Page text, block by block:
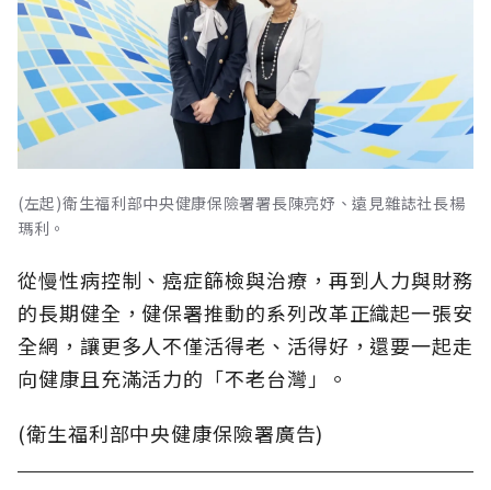
(左起)衛生福利部中央健康保險署署長陳亮妤、遠見雜誌社長楊
瑪利。
從慢性病控制、癌症篩檢與治療，再到人力與財務
的長期健全，健保署推動的系列改革正織起一張安
全網，讓更多人不僅活得老、活得好，還要一起走
向健康且充滿活力的「不老台灣」。
(衛生福利部中央健康保險署廣告)